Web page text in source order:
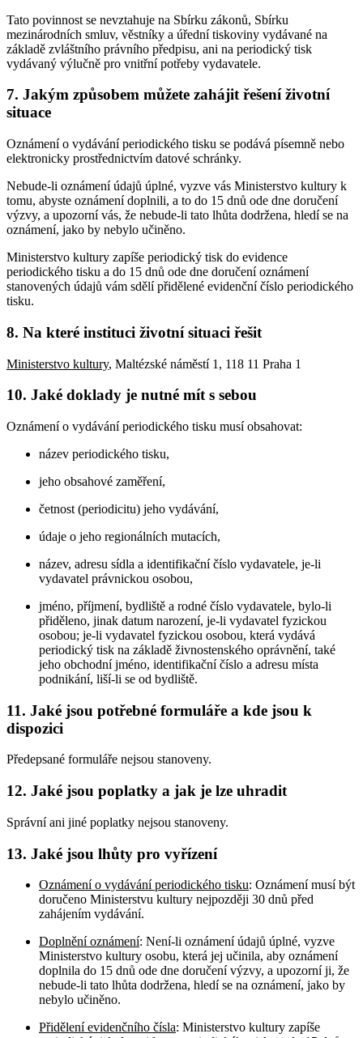
Tato povinnost se nevztahuje na Sbírku zákonů, Sbírku
mezinárodních smluv, věstníky a úřední tiskoviny vydávané na
základě zvláštního právního předpisu, ani na periodický tisk
vydávaný výlučně pro vnitřní potřeby vydavatele.
7. Jakým způsobem můžete zahájit řešení životní
situace
Oznámení o vydávání periodického tisku se podává písemně nebo
elektronicky prostřednictvím datové schránky.
Nebude-li oznámení údajů úplné, vyzve vás Ministerstvo kultury k
tomu, abyste oznámení doplnili, a to do 15 dnů ode dne doručení
výzvy, a upozorní vás, že nebude-li tato lhůta dodržena, hledí se na
oznámení, jako by nebylo učiněno.
Ministerstvo kultury zapíše periodický tisk do evidence
periodického tisku a do 15 dnů ode dne doručení oznámení
stanovených údajů vám sdělí přidělené evidenční číslo periodického
tisku.
8. Na které instituci životní situaci řešit
Ministerstvo kultury, Maltézské náměstí 1, 118 11 Praha 1
10. Jaké doklady je nutné mít s sebou
Oznámení o vydávání periodického tisku musí obsahovat:
název periodického tisku,
jeho obsahové zaměření,
četnost (periodicitu) jeho vydávání,
údaje o jeho regionálních mutacích,
název, adresu sídla a identifikační číslo vydavatele, je-li
vydavatel právnickou osobou,
jméno, příjmení, bydliště a rodné číslo vydavatele, bylo-li
přiděleno, jinak datum narození, je-li vydavatel fyzickou
osobou; je-li vydavatel fyzickou osobou, která vydává
periodický tisk na základě živnostenského oprávnění, také
jeho obchodní jméno, identifikační číslo a adresu místa
podnikání, liší-li se od bydliště.
11. Jaké jsou potřebné formuláře a kde jsou k
dispozici
Předepsané formuláře nejsou stanoveny.
12. Jaké jsou poplatky a jak je lze uhradit
Správní ani jiné poplatky nejsou stanoveny.
13. Jaké jsou lhůty pro vyřízení
Oznámení o vydávání periodického tisku: Oznámení musí být
doručeno Ministerstvu kultury nejpozději 30 dnů před
zahájením vydávání.
Doplnění oznámení: Není-li oznámení údajů úplné, vyzve
Ministerstvo kultury osobu, která jej učinila, aby oznámení
doplnila do 15 dnů ode dne doručení výzvy, a upozorní ji, že
nebude-li tato lhůta dodržena, hledí se na oznámení, jako by
nebylo učiněno.
Přidělení evidenčního čísla: Ministerstvo kultury zapíše